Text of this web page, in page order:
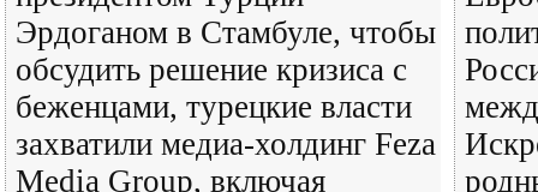
Эрдоганом в Стамбуле, чтобы
обсудить решение кризиса с
беженцами, турецкие власти
захватили медиа-холдинг Feza
Media Group, включая